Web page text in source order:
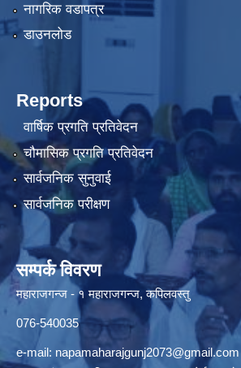
नागरिक वडापत्र
डाउनलोड
Reports
वार्षिक प्रगति प्रतिवेदन
चौमासिक प्रगति प्रतिवेदन
सार्वजनिक सुनुवाई
सार्वजनिक परीक्षण
सम्पर्क विवरण
महाराजगन्ज - १ महाराजगन्ज, कपिलवस्तु
076-540035
e-mail: napamaharajgunj2073@gmail.com